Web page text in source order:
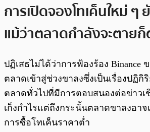
การเปิดจองโทเค็นใหม่ ๆ
แม้ว่าตลาดกำลังจะตาย
ปฏิเสธไม่ได้ว่าการฟ้องร้อง Binance
ตลาดเข้าสู่ช่วงขาลงซึ่งเป็นเรื่องปฏิกิ
ตลาดทั่วไปที่มีการตอบสนองต่อข่าวเ
เก็งกำไรแต่ถึงกระนั้นตลาดขาลงอา
การซื้อโทเค็นราคาต่ำ